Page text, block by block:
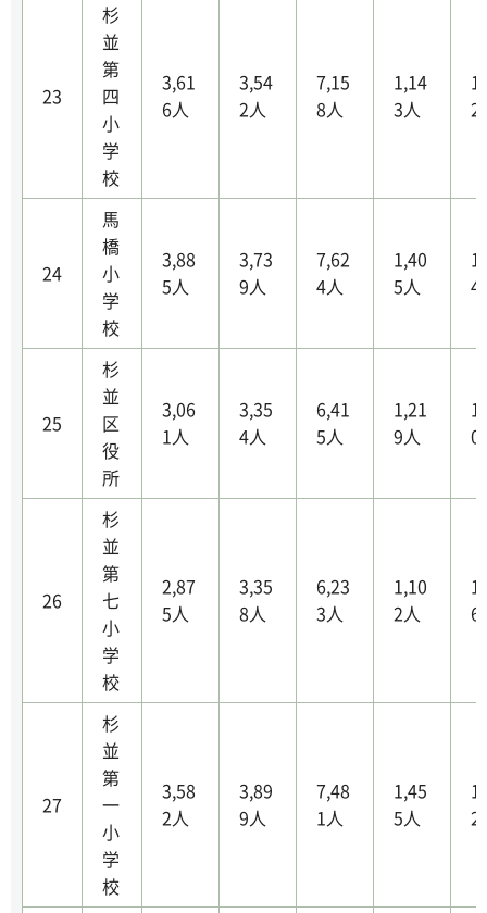
23
杉
並
第
四
小
学
校
3,61
6人
3,54
2人
7,15
8人
1,14
3人
2
24
馬
橋
小
学
校
3,88
5人
3,73
9人
7,62
4人
1,40
5人
4
25
杉
並
区
役
所
3,06
1人
3,35
4人
6,41
5人
1,21
9人
0
26
杉
並
第
七
小
学
校
2,87
5人
3,35
8人
6,23
3人
1,10
2人
6
27
杉
並
第
一
小
学
校
3,58
2人
3,89
9人
7,48
1人
1,45
5人
2